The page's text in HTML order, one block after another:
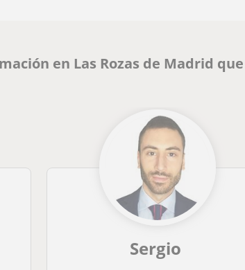
en Las Rozas de Madrid
Sergio